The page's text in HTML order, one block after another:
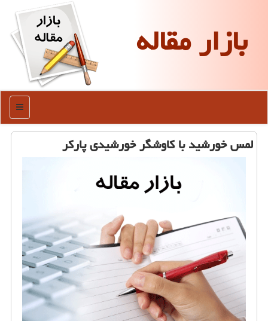
بازار مقاله
منو
لمس خورشید با كاوشگر خورشیدی پاركر